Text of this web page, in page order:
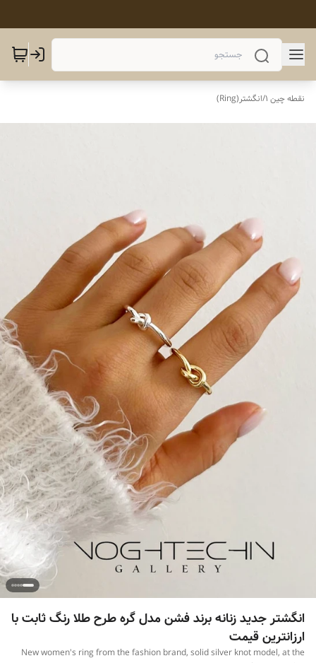
نقطه چین 1 /انگشتر(Ring)
انگشتر جدید زنانه برند فشن مدل گره طرح طلا رنگ ثابت با
ارزانترین قیمت
New women's ring from the fashion brand, solid silver knot model, at the